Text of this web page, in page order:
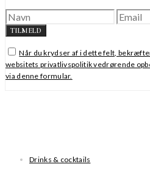
TILMELD
Når du krydser af i dette felt,
websitets privatlivspolitik vedrørende
via denne formular.
Drinks & cocktails